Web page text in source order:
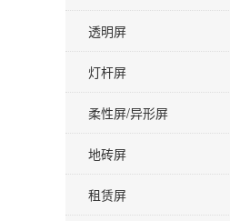
透明屏
灯杆屏
柔性屏/异形屏
地砖屏
租赁屏